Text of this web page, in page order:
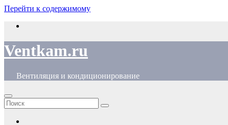
Перейти к содержимому
Ventkam.ru
Вентиляция и кондиционирование